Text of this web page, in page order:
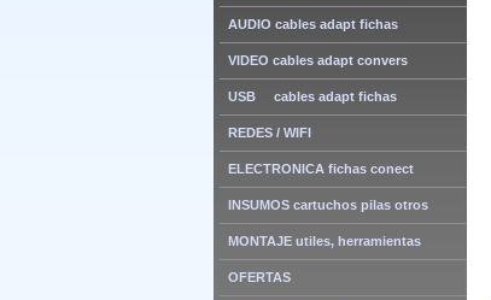
AUDIO cables adapt fichas
VIDEO cables adapt convers
USB cables adapt fichas
REDES / WIFI
ELECTRONICA fichas conect
INSUMOS cartuchos pilas otros
MONTAJE utiles, herramientas
OFERTAS